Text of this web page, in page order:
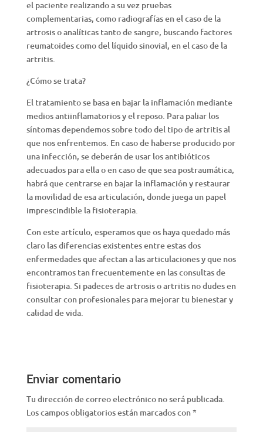
el paciente realizando a su vez pruebas
complementarias, como radiografías en el caso de la
artrosis o analíticas tanto de sangre, buscando factores
reumatoides como del líquido sinovial, en el caso de la
artritis.
¿Cómo se trata?
El tratamiento se basa en bajar la inflamación mediante
medios antiinflamatorios y el reposo. Para paliar los
síntomas dependemos sobre todo del tipo de artritis al
que nos enfrentemos. En caso de haberse producido por
una infección, se deberán de usar los antibióticos
adecuados para ella o en caso de que sea postraumática,
habrá que centrarse en bajar la inflamación y restaurar
la movilidad de esa articulación, donde juega un papel
imprescindible la fisioterapia.
Con este artículo, esperamos que os haya quedado más
claro las diferencias existentes entre estas dos
enfermedades que afectan a las articulaciones y que nos
encontramos tan frecuentemente en las consultas de
fisioterapia. Si padeces de artrosis o artritis no dudes en
consultar con profesionales para mejorar tu bienestar y
calidad de vida.
Enviar comentario
Tu dirección de correo electrónico no será publicada.
Los campos obligatorios están marcados con*